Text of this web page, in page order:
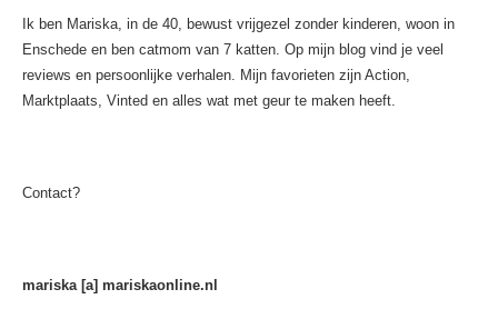
Ik ben Mariska, in de 40, bewust vrijgezel zonder kinderen, woon in
Enschede en ben catmom van 7 katten. Op mijn blog vind je veel
reviews en persoonlijke verhalen. Mijn favorieten zijn Action,
Marktplaats, Vinted en alles wat met geur te maken heeft.
Contact?
mariska [a] mariskaonline.nl